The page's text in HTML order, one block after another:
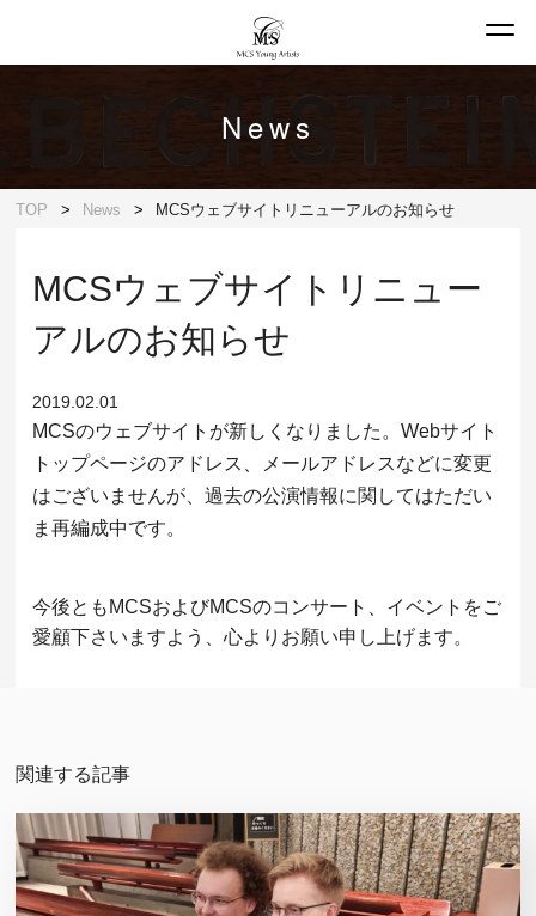
News
TOP News MCSウェブサイトリニューアルのお知らせ
MCSウェブサイトリニュー
アルのお知らせ
2019.02.01
MCSのウェブサイトが新しくなりました。Webサイト
トップページのアドレス、メールアドレスなどに変更
はございませんが、過去の公演情報に関してはただい
ま再編成中です。
今後ともMCSおよびMCSのコンサート、イベントをご
愛顧下さいますよう、心よりお願い申し上げます。
関連する記事